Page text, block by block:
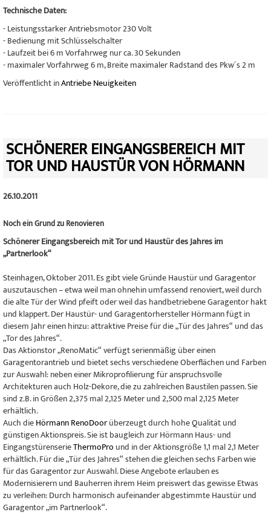
Technische Daten:
- Leistungsstarker Antriebsmotor 230 Volt
- Bedienung mit Schlüsselschalter
- Laufzeit bei 6 m Vorfahrweg nur ca. 30 Sekunden
- maximaler Vorfahrweg 6 m, Breite maximaler Radstand des Pkw´s 2 m
Veröffentlicht inAntriebe Neuigkeiten
SCHÖNERER EINGANGSBEREICH MIT
TOR UND HAUSTÜR VON HÖRMANN
26.10.2011
Noch ein Grund zu Renovieren
Schönerer Eingangsbereich mit Tor und Haustür des Jahres im
„Partnerlook“
Steinhagen, Oktober 2011. Es gibt viele Gründe Haustür und Garagentor
auszutauschen – etwa weil man ohnehin umfassend renoviert, weil durch
die alte Tür der Wind pfeift oder weil das handbetriebene Garagentor hakt
und klappert. Der Haustür- und Garagentorhersteller Hörmann fügt in
diesem Jahr einen hinzu: attraktive Preise für die „Tür des Jahres“ und das
„Tor des Jahres“.
Das Aktionstor „RenoMatic“ verfügt serienmäßig über einen
Garagentorantrieb und bietet sechs verschiedene Oberflächen und Farben
zur Auswahl: neben einer Mikroprofilierung für anspruchsvolle
Architekturen auch Holz-Dekore, die zu zahlreichen Baustilen passen. Sie
sind z.B. in Größen 2,375 mal 2,125 Meter und 2,500 mal 2,125 Meter
erhältlich.
Auch dieHörmann RenoDoorüberzeugt durch hohe Qualität und
günstigen Aktionspreis. Sie ist baugleich zur Hörmann Haus- und
EingangstürenserieThermoPro und in der Aktionsgröße 1,1 mal 2,1 Meter
erhältlich. Für die „Tür des Jahres“ stehen die gleichen sechs Farben wie
für das Garagentor zur Auswahl. Diese Angebote erlauben es
Modernisierern und Bauherren ihrem Heim preiswert das gewisse Etwas
zu verleihen: Durch harmonisch aufeinander abgestimmte Haustür und
Garagentor „im Partnerlook“.